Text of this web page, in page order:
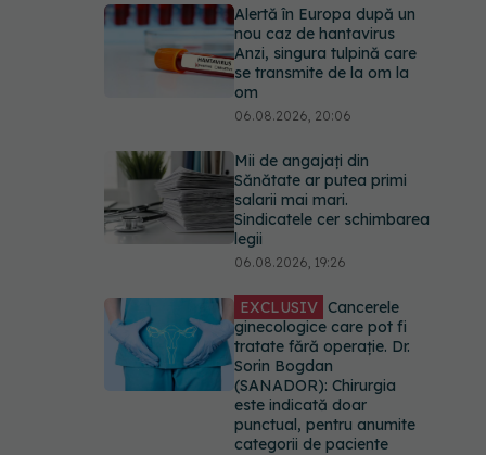
Alertă în Europa după un
nou caz de hantavirus
Anzi, singura tulpină care
se transmite de la om la
om
06.08.2026, 20:06
Mii de angajați din
Sănătate ar putea primi
salarii mai mari.
Sindicatele cer schimbarea
legii
06.08.2026, 19:26
EXCLUSIV Cancerele
ginecologice care pot fi
tratate fără operație. Dr.
Sorin Bogdan
(SANADOR): Chirurgia
este indicată doar
punctual, pentru anumite
categorii de paciente